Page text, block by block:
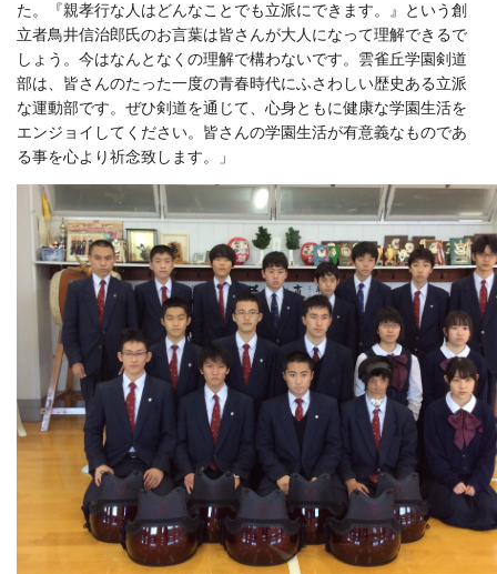
た。『親孝行な人はどんなことでも立派にできます。』という創
立者鳥井信治郎氏のお言葉は皆さんが大人になって理解できるで
しょう。今はなんとなくの理解で構わないです。雲雀丘学園剣道
部は、皆さんのたった一度の青春時代にふさわしい歴史ある立派
な運動部です。ぜひ剣道を通じて、心身ともに健康な学園生活を
エンジョイしてください。皆さんの学園生活が有意義なものであ
る事を心より祈念致します。」